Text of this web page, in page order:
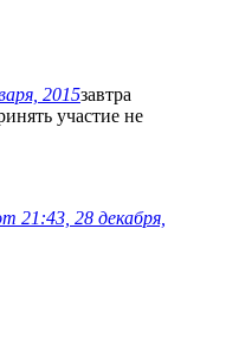
2015завтра
участие не
21:43, 28 декабря,